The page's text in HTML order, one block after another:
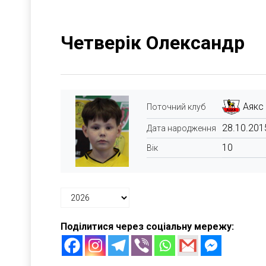
Четверік Олександр
Поточний клуб Аякс
Дата народження
Вік 10
Поділитися через соціальну мережу: